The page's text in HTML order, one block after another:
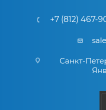
+7 (812) 467-
Санкт-